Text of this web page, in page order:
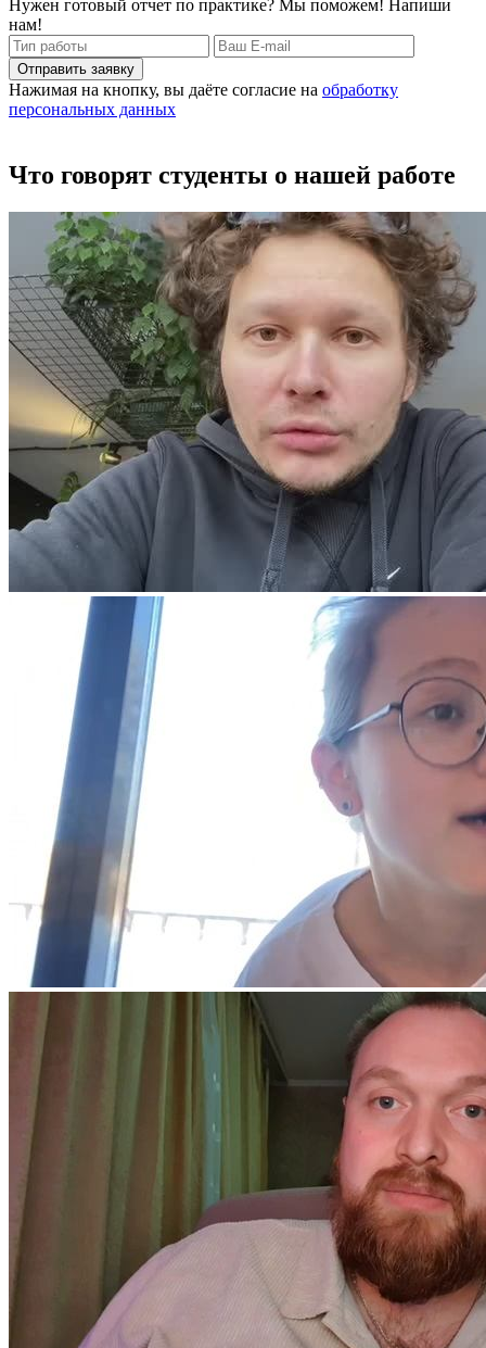
Нужен готовый отчет по практике? Мы поможем! Напиши
нам!
Отправить заявку
Нажимая на кнопку, вы даёте согласие на обработку
персональных данных
Что говорят студенты о нашей работе